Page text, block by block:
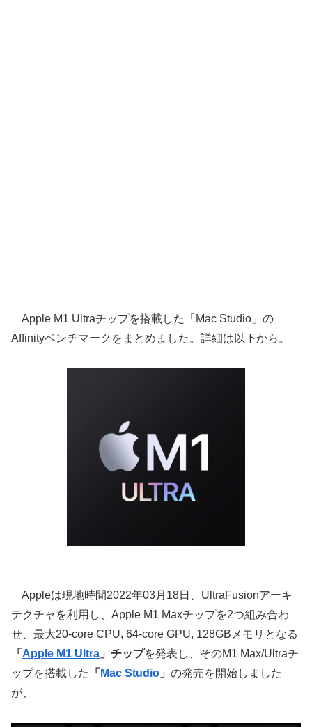
Apple M1 Ultraチップを搭載した「Mac Studio」の
Affinityベンチマークをまとめました。詳細は以下から。
Appleは現地時間2022年03月18日、UltraFusionアーキ
テクチャを利用し、Apple M1 Maxチップを2つ組み合わ
せ、最大20-core CPU, 64-core GPU, 128GBメモリとなる
「 Apple M1 Ultra 」チップを発表し、そのM1 Max/Ultraチ
ップを搭載した
「 Mac Studio 」 の発売を開始しました
が、